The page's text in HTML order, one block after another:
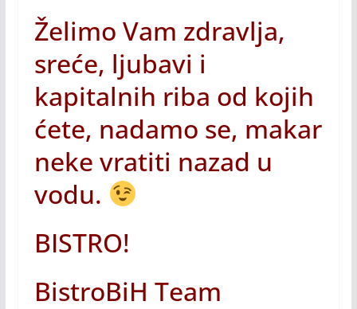
Želimo Vam zdravlja,
sreće, ljubavi i
kapitalnih riba od kojih
ćete, nadamo se, makar
neke vratiti nazad u
vodu.
BISTRO!
BistroBiH Team